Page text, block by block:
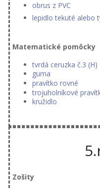
obrus z PVC
lepidlo tekuté alebo
Matematické pomôcky
tvrdá ceruzka č.3 (H)
guma
pravítko rovné
trojuholníkové
kružidlo
Zošity